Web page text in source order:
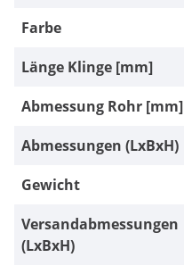
Farbe
Länge Klinge [mm]
Abmessung Rohr [mm]
Abmessungen (LxBxH)
Gewicht
Versandabmessungen
(LxBxH)